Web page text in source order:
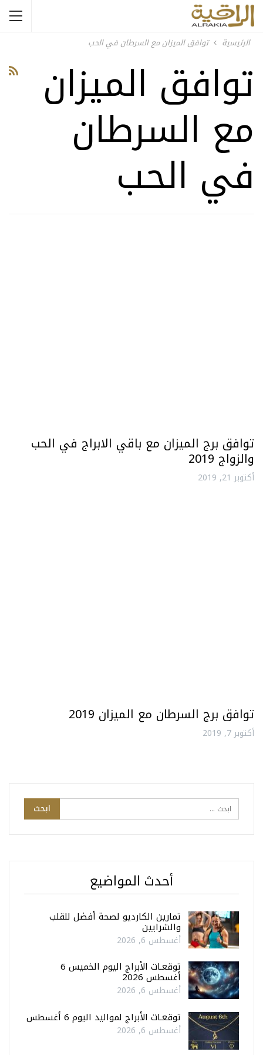
الرئيسية توافق الميزان مع السرطان في الحب
توافق الميزان
مع السرطان
في الحب
توافق برج الميزان مع باقي الابراج في الحب
والزواج 2019
أكتوبر 21, 2019
توافق برج السرطان مع الميزان 2019
أكتوبر 7, 2019
أحدث المواضيع
تمارين الكارديو لصحة أفضل للقلب
والشرايين
أغسطس 6, 2026
توقعـات الأبراج اليوم الخميس 6
أغسطس 2026
أغسطس 6, 2026
توقعـات الأبراج لمواليد اليوم 6 أغسطس
أغسطس 6, 2026